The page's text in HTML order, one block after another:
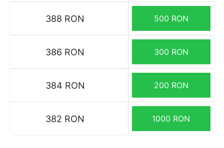
388 RON 500 RON
386 RON 300 RON
384 RON 200 RON
382 RON 1000 RON